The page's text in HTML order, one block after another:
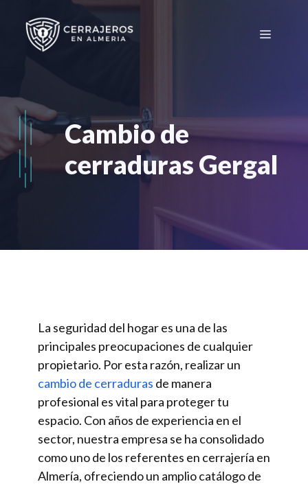
contenido
Menú
Cambio de
cerraduras Gergal
La seguridad del hogar es una de las
principales preocupaciones de cualquier
propietario. Por esta razón, realizar un
cambio de cerraduras de manera
profesional es vital para proteger tu
espacio. Con años de experiencia en el
sector, nuestra empresa se ha consolidado
como uno de los referentes en cerrajería en
Almería, ofreciendo un amplio catálogo de